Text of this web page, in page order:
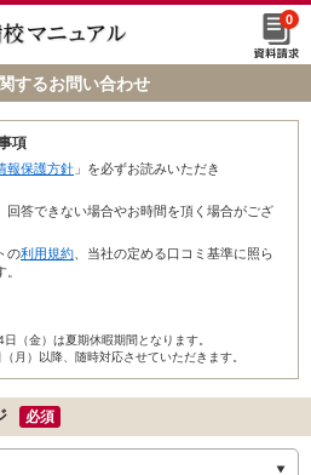
0
するお問い合わせ
項
報保護方針 」を必ずお読みいただき
回答できない場合やお時間を頂く場合がござ
の利用規約 、当社の定める口コミ基準に照ら
（金）は夏期休暇期間となります。
月）以降、随時対応させていただきます。
必須